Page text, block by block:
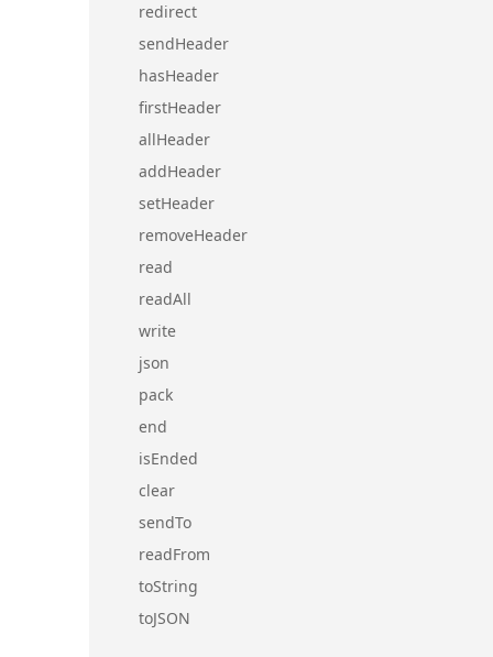
redirect
sendHeader
hasHeader
firstHeader
allHeader
addHeader
setHeader
removeHeader
read
readAll
write
json
pack
end
isEnded
clear
sendTo
readFrom
toString
toJSON